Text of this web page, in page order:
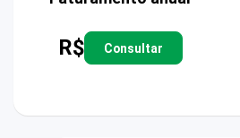
R$ Consultar